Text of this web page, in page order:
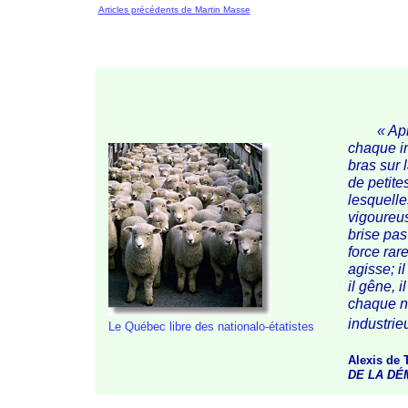
Articles précédents de Martin Masse
Le Québec libre des nationalo-étatistes
«
chaque
bras sur
de
brise
force
agisse; il
il gêne,
chaque
Alexis de
DE LA